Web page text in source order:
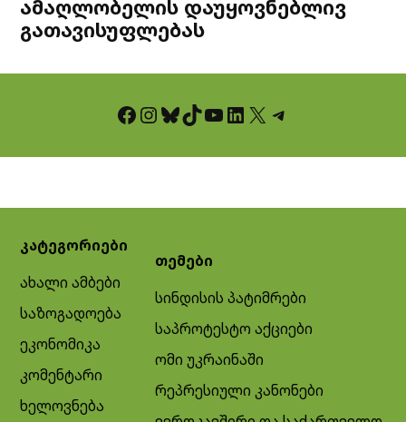
ამაღლობელის დაუყოვნებლივ
გათავისუფლებას
Facebook InstagramBluesky TikTok YouTube LinkedIn X Telegram
კატეგორიები
ახალი ამბები
საზოგადოება
ეკონომიკა
კომენტარი
ხელოვნება
თემები
სინდისის პატიმრები
საპროტესტო აქციები
ომი უკრაინაში
რეპრესიული კანონები